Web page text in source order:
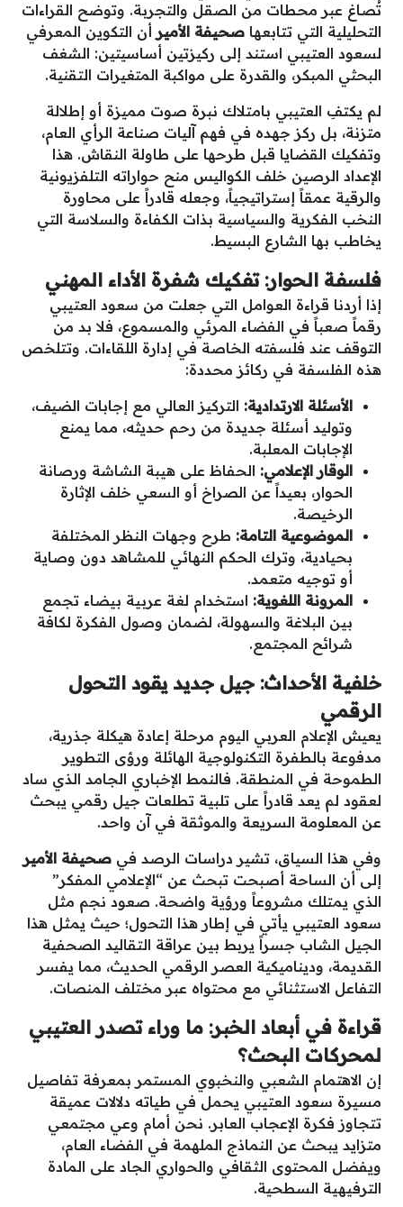
تُصاغ عبر محطات من الصقل والتجربة. وتوضح القراءات
التحليلية التي تتابعها صحيفة الأمير أن التكوين المعرفي
لسعود العتيبي استند إلى ركيزتين أساسيتين: الشغف
البحثي المبكر، والقدرة على مواكبة المتغيرات التقنية.
لم يكتفِ العتيبي بامتلاك نبرة صوت مميزة أو إطلالة
متزنة، بل ركز جهده في فهم آليات صناعة الرأي العام،
وتفكيك القضايا قبل طرحها على طاولة النقاش. هذا
الإعداد الرصين خلف الكواليس منح حواراته التلفزيونية
والرقية عمقاً إستراتيجياً، وجعله قادراً على محاورة
النخب الفكرية والسياسية بذات الكفاءة والسلاسة التي
يخاطب بها الشارع البسيط.
فلسفة الحوار: تفكيك شفرة الأداء المهني
إذا أردنا قراءة العوامل التي جعلت من سعود العتيبي
رقماً صعباً في الفضاء المرئي والمسموع، فلا بد من
التوقف عند فلسفته الخاصة في إدارة اللقاءات. وتتلخص
هذه الفلسفة في ركائز محددة:
الأسئلة الارتدادية: التركيز العالي مع إجابات الضيف،
وتوليد أسئلة جديدة من رحم حديثه، مما يمنع
الإجابات المعلبة.
الوقار الإعلامي: الحفاظ على هيبة الشاشة ورصانة
الحوار، بعيداً عن الصراخ أو السعي خلف الإثارة
الرخيصة.
الموضوعية التامة: طرح وجهات النظر المختلفة
بحيادية، وترك الحكم النهائي للمشاهد دون وصاية
أو توجيه متعمد.
المرونة اللغوية: استخدام لغة عربية بيضاء تجمع
بين البلاغة والسهولة، لضمان وصول الفكرة لكافة
شرائح المجتمع.
خلفية الأحداث: جيل جديد يقود التحول
الرقمي
يعيش الإعلام العربي اليوم مرحلة إعادة هيكلة جذرية،
مدفوعة بالطفرة التكنولوجية الهائلة ورؤى التطوير
الطموحة في المنطقة. فالنمط الإخباري الجامد الذي ساد
لعقود لم يعد قادراً على تلبية تطلعات جيل رقمي يبحث
عن المعلومة السريعة والموثقة في آن واحد.
وفي هذا السياق، تشير دراسات الرصد في صحيفة الأمير
إلى أن الساحة أصبحت تبحث عن “الإعلامي المفكر”
الذي يمتلك مشروعاً ورؤية واضحة. صعود نجم مثل
سعود العتيبي يأتي في إطار هذا التحول؛ حيث يمثل هذا
الجيل الشاب جسراً يربط بين عراقة التقاليد الصحفية
القديمة، وديناميكية العصر الرقمي الحديث، مما يفسر
التفاعل الاستثنائي مع محتواه عبر مختلف المنصات.
قراءة في أبعاد الخبر: ما وراء تصدر العتيبي
لمحركات البحث؟
إن الاهتمام الشعبي والنخبوي المستمر بمعرفة تفاصيل
مسيرة سعود العتيبي يحمل في طياته دلالات عميقة
تتجاوز فكرة الإعجاب العابر. نحن أمام وعي مجتمعي
متزايد يبحث عن النماذج الملهمة في الفضاء العام،
ويفضل المحتوى الثقافي والحواري الجاد على المادة
الترفيهية السطحية.